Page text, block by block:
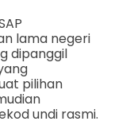
lama negeri
dipanggil
pilihan
undi rasmi.